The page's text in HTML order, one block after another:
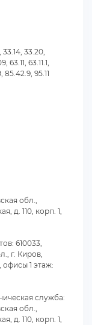
33.20,
63.11, 63.11.1,
85.42.9, 95.11
обл.,
д. 110, корп. 1,
610033,
г. Киров,
офисы 1 этаж:
служба:
обл.,
д. 110, корп. 1,